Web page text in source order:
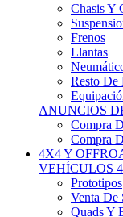
Chasis Y
Frenos
Llantas
Resto De
ANUNCIOS
Compra
Compra
4X4 Y
VEHÍCULOS
Prototipos
Venta De
Quads Y